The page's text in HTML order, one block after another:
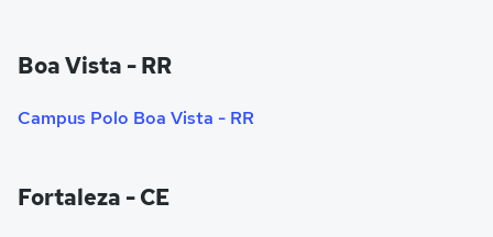
Boa Vista - RR
Campus Polo Boa Vista - RR
Fortaleza - CE